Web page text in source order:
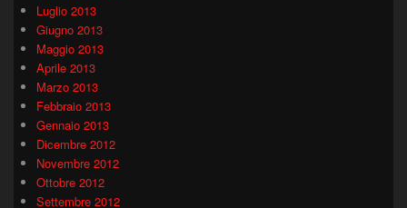
Luglio 2013
Giugno 2013
Maggio 2013
Aprile 2013
Marzo 2013
Febbraio 2013
Gennaio 2013
Dicembre 2012
Novembre 2012
Ottobre 2012
Settembre 2012